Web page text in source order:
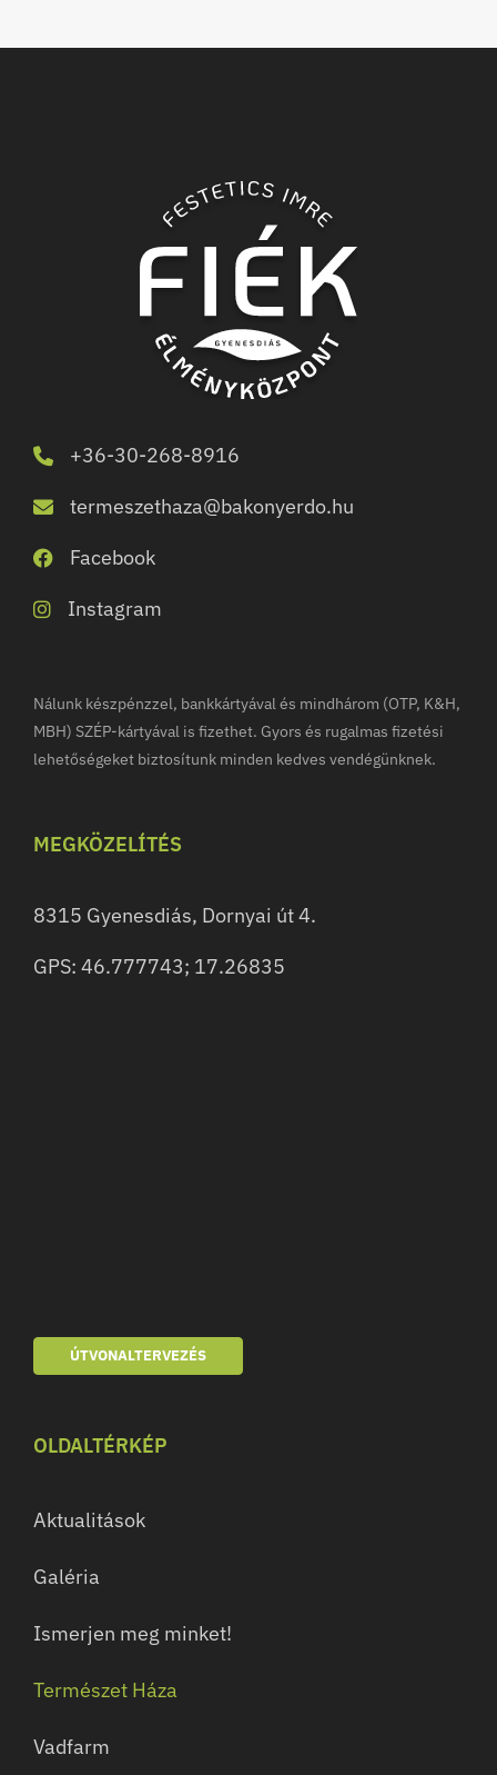
+36-30-268-8916
termeszethaza@bakonyerdo.hu
Facebook
Instagram
Nálunk készpénzzel, bankkártyával és mindhárom (OTP, K&H,
MBH) SZÉP-kártyával is fizethet. Gyors és rugalmas fizetési
lehetőségeket biztosítunk minden kedves vendégünknek.
MEGKÖZELÍTÉS
8315 Gyenesdiás, Dornyai út 4.
GPS: 46.777743; 17.26835
ÚTVONALTERVEZÉS
OLDALTÉRKÉP
Aktualitások
Galéria
Ismerjen meg minket!
Természet Háza
Vadfarm